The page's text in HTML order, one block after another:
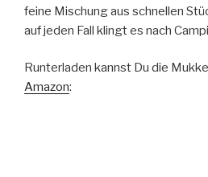
feine Mischung aus schnellen
auf jeden Fall klingt es nach
Runterladen kannst Du die
Amazon: